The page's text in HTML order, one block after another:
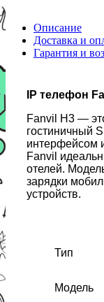
Описание
Доставка и
Гарантия и
IP телефон
Fanvil H3 —
гостиничный
интерфейсом
Fanvil
отелей.
зарядки
устройств.
Тип
Модель